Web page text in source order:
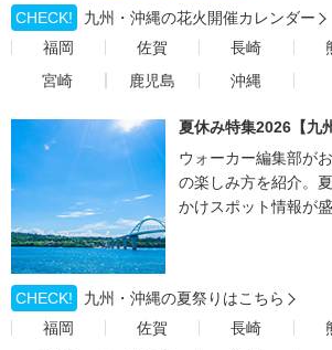
CHECK!
九州・沖縄の花火開催カレンダー
福岡
佐賀 長崎
宮崎
鹿児島 沖縄
夏休み特集2026【九
ウォーカー編集部が
の楽しみ方を紹介。
かけスポット情報が
CHECK!
九州・沖縄の夏祭りはこちら
福岡
佐賀 長崎